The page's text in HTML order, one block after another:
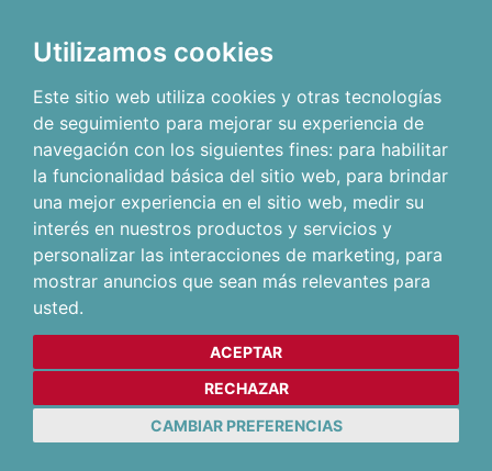
Utilizamos cookies
Este sitio web utiliza cookies y otras tecnologías
de seguimiento para mejorar su experiencia de
navegación con los siguientes fines: para habilitar
la funcionalidad básica del sitio web, para brindar
una mejor experiencia en el sitio web, medir su
interés en nuestros productos y servicios y
personalizar las interacciones de marketing, para
mostrar anuncios que sean más relevantes para
usted.
ACEPTAR
RECHAZAR
CAMBIAR PREFERENCIAS